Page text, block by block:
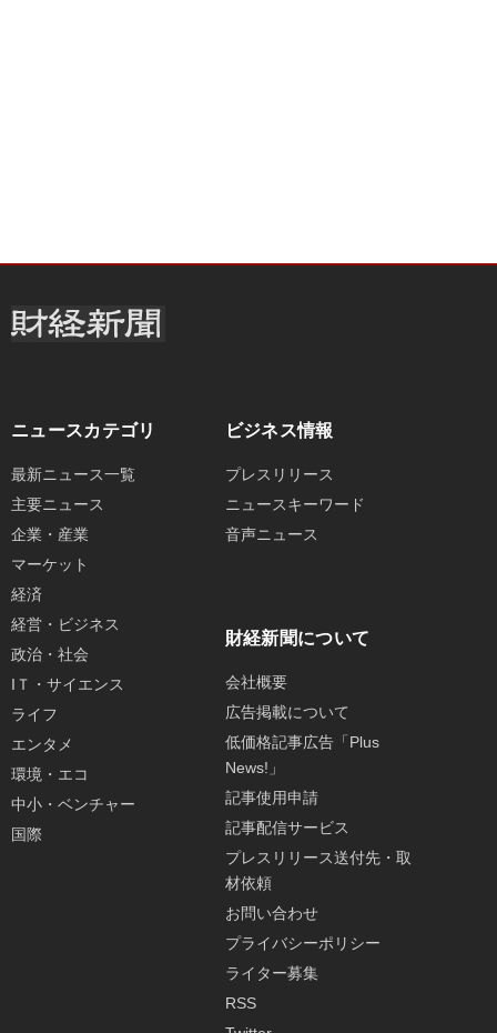
ニュースカテゴリ
最新ニュース一覧
主要ニュース
企業・産業
マーケット
経済
経営・ビジネス
政治・社会
IＴ・サイエンス
ライフ
エンタメ
環境・エコ
中小・ベンチャー
国際
ビジネス情報
プレスリリース
ニュースキーワード
音声ニュース
財経新聞について
会社概要
広告掲載について
低価格記事広告「Plus
News!」
記事使用申請
記事配信サービス
プレスリリース送付先・取
材依頼
お問い合わせ
プライバシーポリシー
ライター募集
RSS